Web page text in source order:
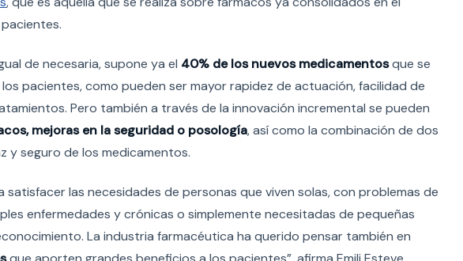
de necesaria, supone ya el 40% de los nuevos medicamentosque se
pacientes, como pueden ser mayor rapidez de actuación, facilidad de
Pero también a través de la innovación incremental se pueden
mejoras en la seguridad o posología, así como la combinación de dos
y seguro de los medicamentos.
las necesidades de personas que viven solas, con problemas de
enfermedades y crónicas o simplemente necesitadas de pequeñas
La industria farmacéutica ha querido pensar también en